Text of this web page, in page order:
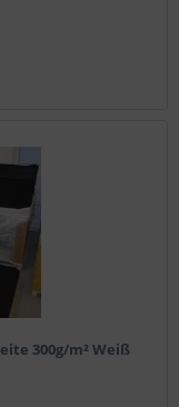
300g/m² Weiß